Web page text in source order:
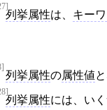
列挙属性は、 キー
列挙属性の属性値
列挙属性には、い